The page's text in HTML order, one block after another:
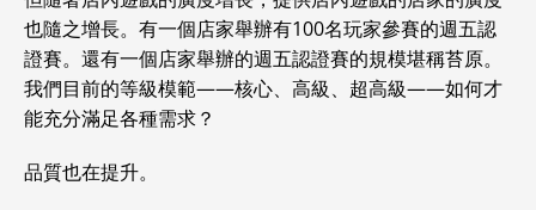
也隨之增長。有一個店家舉辦有100名玩家參賽的週五認
證賽。還有一個店家舉辦的週五認證賽的規模堪稱苔原。
我們目前的等級模範——核心、高級、超高級——如何才
能充分滿足各種需求？
品質也在提升。